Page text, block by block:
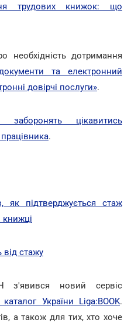
трудових книжок: що
необхідність дотримання
та електронний
довірчі послуги».
заборонять цікавитись
.
як підтверджується стаж
книжці
від стажу
з'явився новий сервіс
України Liga:BOOK.
а також для тих, хто хоче